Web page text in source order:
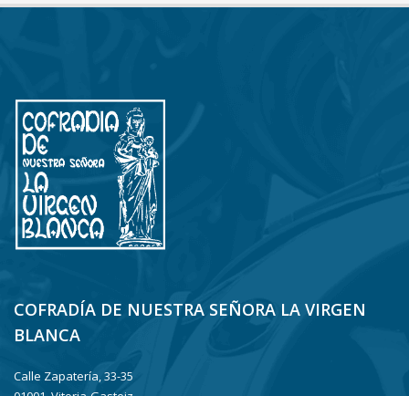
COFRADÍA DE NUESTRA SEÑORA LA VIRGEN
BLANCA
Calle Zapatería, 33-35